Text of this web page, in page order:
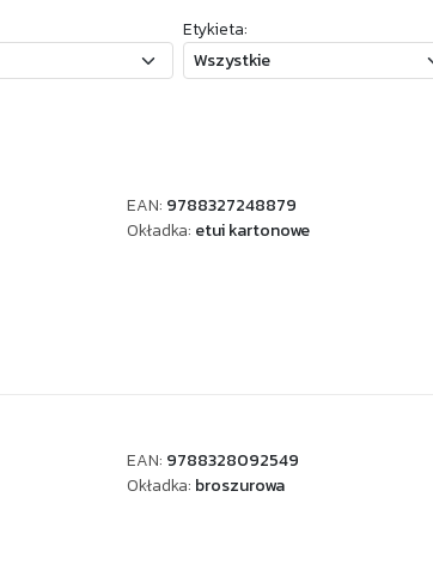
Etykieta:
EAN: 9788327248879
Okładka: etui kartonowe
EAN: 9788328092549
Okładka: broszurowa